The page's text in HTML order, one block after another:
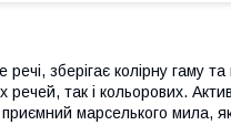
зберігає колірну гаму та
так і кольорових.
марселького мила,